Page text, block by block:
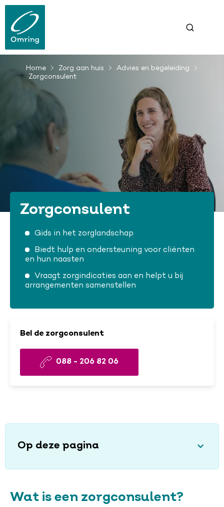
naar
gaan
Kruimelpad
Home Zorg aan huis
Advies en begeleiding
Zorgconsulent
Zorgconsulent
Gids in het zorglandschap
Biedt hulp en ondersteuning voor cliënten
en hun naasten
Vraagt zorgindicaties aan en helpt u bij
arrangementen samenstellen
Bel de zorgconsulent
088 - 206 82 06
Op deze pagina
Wat is een zorgconsulent?